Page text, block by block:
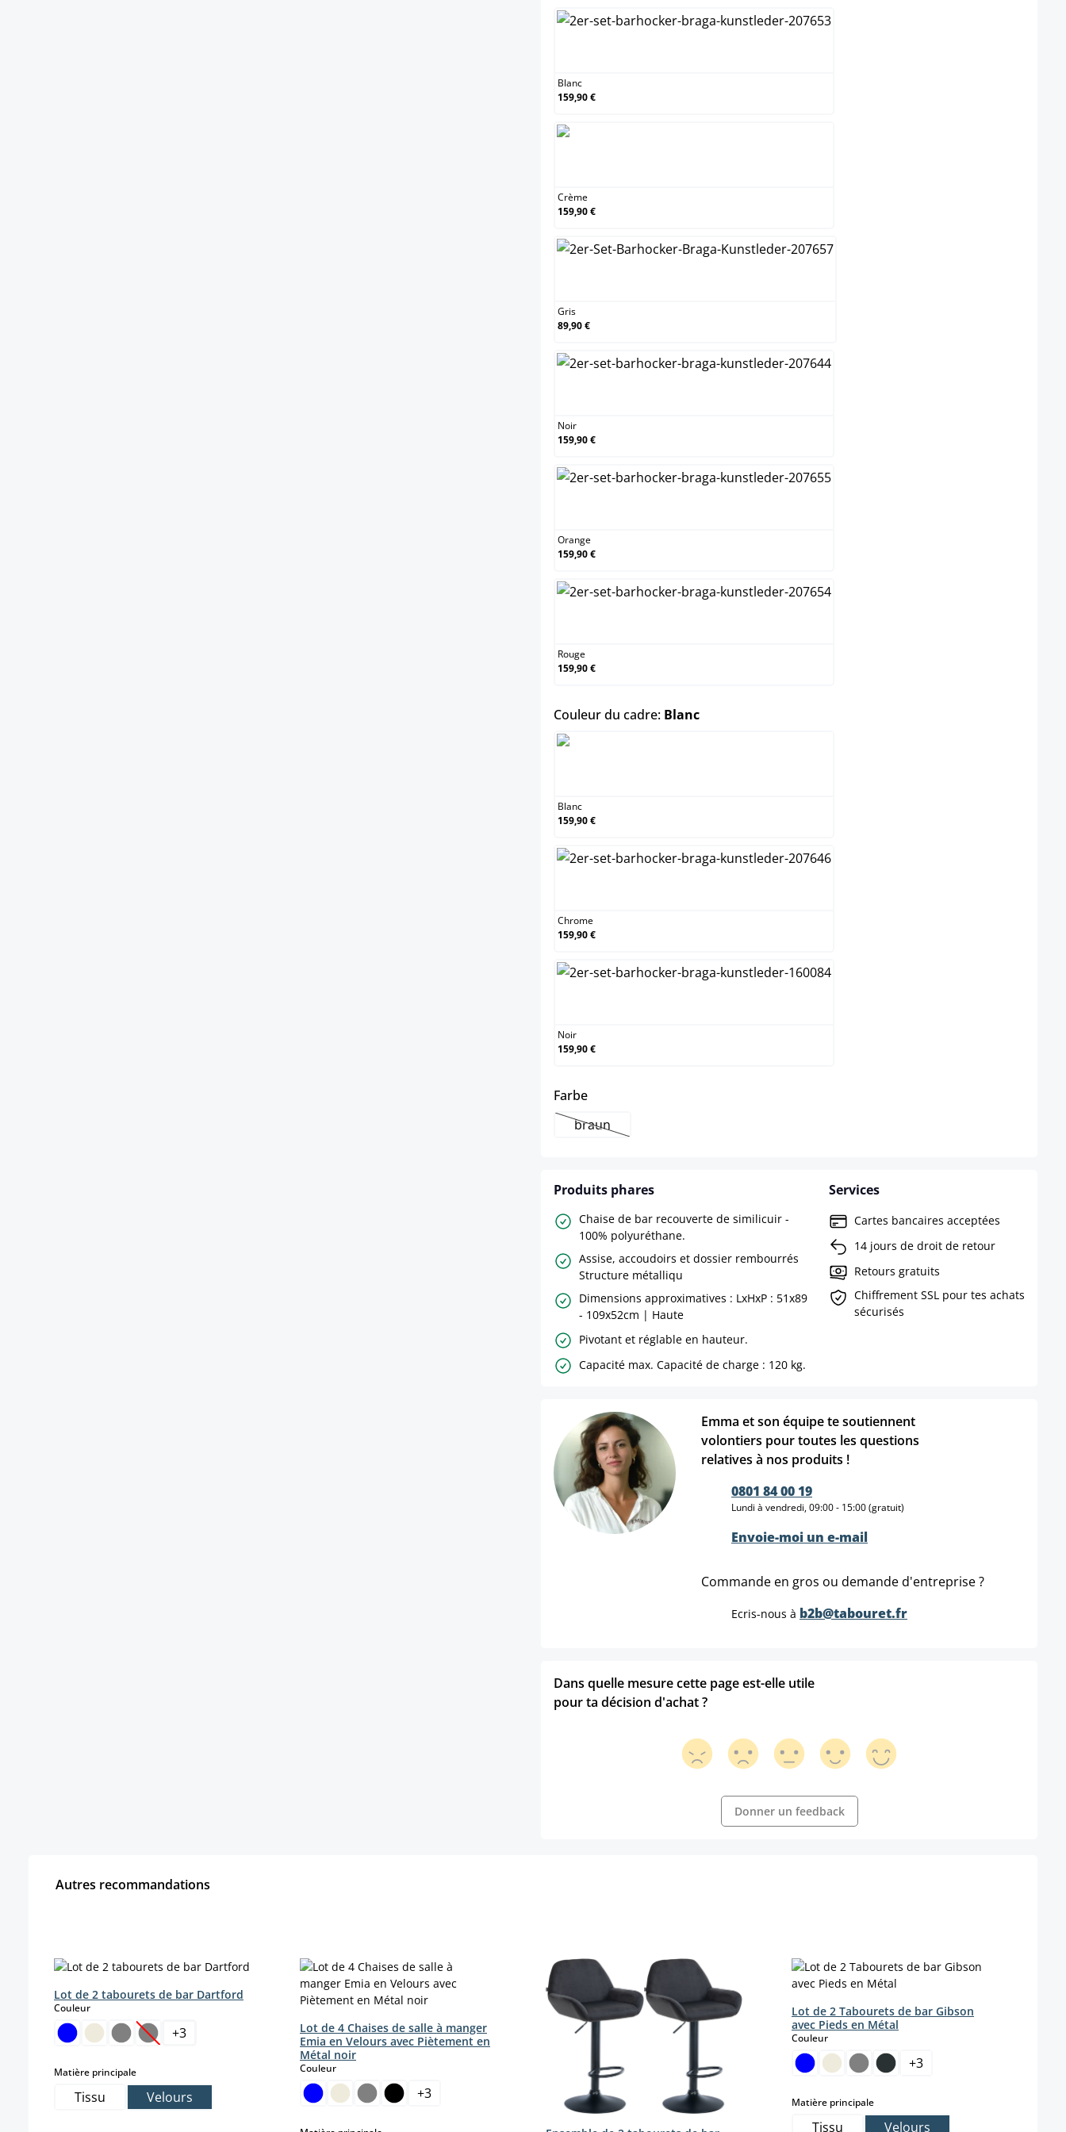
Blanc
159,90 €
Crème
159,90 €
Gris
89,90 €
Noir
159,90 €
Orange
159,90 €
Rouge
159,90 €
Couleur du cadre: Blancselect
Blanc
159,90 €
Chrome
159,90 €
Noir
159,90 €
Farbeselect
braun(Cette option n'est pas disponible pour le moment.)
Produits phares
Chaise de bar recouverte de similicuir -
100% polyuréthane.
Assise, accoudoirs et dossier rembourrés
Structure métalliqu
Dimensions approximatives : LxHxP : 51x89
- 109x52cm | Haute
Pivotant et réglable en hauteur.
Capacité max. Capacité de charge : 120 kg.
Services
Cartes bancaires acceptées
14 jours de droit de retour
Retours gratuits
Chiffrement SSL pour tes achats
sécurisés
Emma et son équipe te soutiennent
volontiers pour toutes les questions
relatives à nos produits !
0801 84 00 19
Lundi à vendredi, 09:00 - 15:00 (gratuit)
Envoie-moi un e-mail
Commande en gros ou demande d'entreprise ?
Ecris-nous à b2b@tabouret.fr
Dans quelle mesure cette page est-elle utile
pour ta décision d'achat ?
Donner un feedback
Autres recommandations
Lot de 2 tabourets de bar Dartford
Couleurselect
(Cette option n'est pas disponible pour le moment.)
+3
Matière principaleselect
Tissu Velours
Lot de 4 Chaises de salle à manger
Emia en Velours avec Piètement en
Métal noir
Couleurselect
+3
Lot de 2 Tabourets de bar Gibson
avec Pieds en Métal
Couleurselect
+3
Matière principaleselect
Tissu Velours